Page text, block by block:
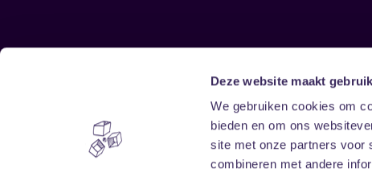
Deze website maakt
We gebruiken cookies om
bieden en om ons
site met onze partners voor
combineren met andere
Home
Vrijwilligers
Verhuur
Disclaimer
Toegankelijkheid
Privacy & cookies